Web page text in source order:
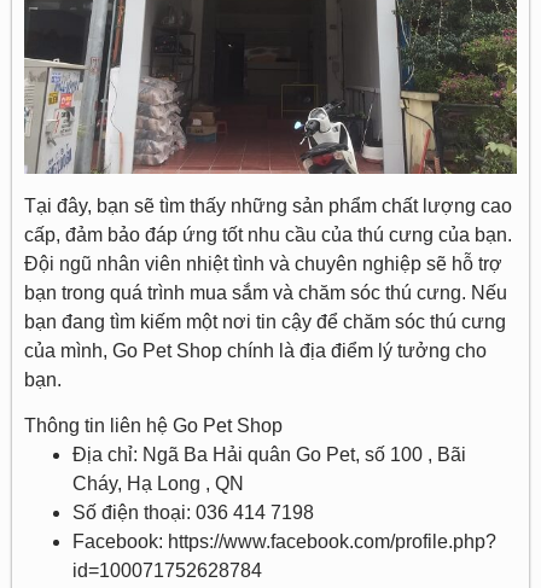
Tại đây, bạn sẽ tìm thấy những sản phẩm chất lượng cao
cấp, đảm bảo đáp ứng tốt nhu cầu của thú cưng của bạn.
Đội ngũ nhân viên nhiệt tình và chuyên nghiệp sẽ hỗ trợ
bạn trong quá trình mua sắm và chăm sóc thú cưng. Nếu
bạn đang tìm kiếm một nơi tin cậy để chăm sóc thú cưng
của mình, Go Pet Shop chính là địa điểm lý tưởng cho
bạn.
Thông tin liên hệ Go Pet Shop
Địa chỉ: Ngã Ba Hải quân Go Pet, số 100 , Bãi
Cháy, Hạ Long , QN
Số điện thoại: 036 414 7198
Facebook: https://www.facebook.com/profile.php?
id=100071752628784